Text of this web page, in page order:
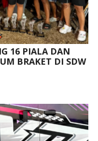
16 PIALA DAN
BRAKET DI SDW